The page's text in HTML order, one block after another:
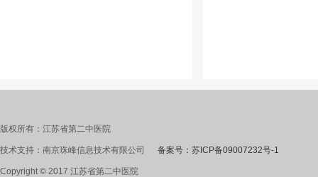
版权所有：江苏省第二中医院
技术支持：南京珠峰信息技术有限公司 备案号：苏ICP备09007232号-1
Copyright © 2017 江苏省第二中医院